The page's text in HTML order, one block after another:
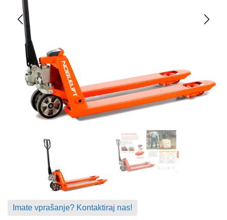
Imate vprašanje? Kontaktiraj nas!